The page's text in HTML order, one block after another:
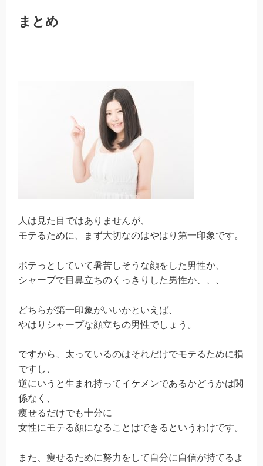
まとめ
人は見た目ではありませんが、
モテるために、まず大切なのはやはり第一印象です。
ボテっとしていて暑苦しそうな顔をした男性か、
シャープで目鼻立ちのくっきりした男性か、、、
どちらが第一印象がいいかといえば、
やはりシャープな顔立ちの男性でしょう。
ですから、太っているのはそれだけでモテるために損
ですし、
逆にいうと生まれ持ってイケメンであるかどうかは関
係なく、
痩せるだけでも十分に
女性にモテる顔になることはできるというわけです。
また、痩せるために努力をして自分に自信が持てるよ